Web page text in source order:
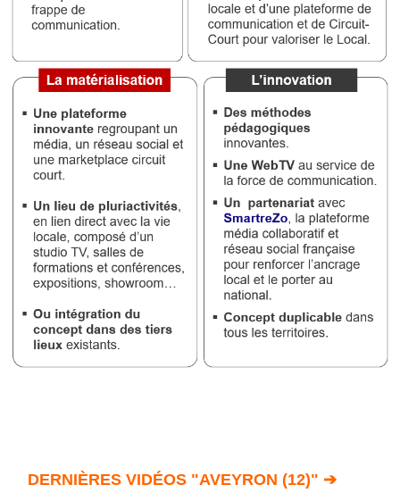
DERNIÈRES VIDÉOS "AVEYRON (12)" ➔